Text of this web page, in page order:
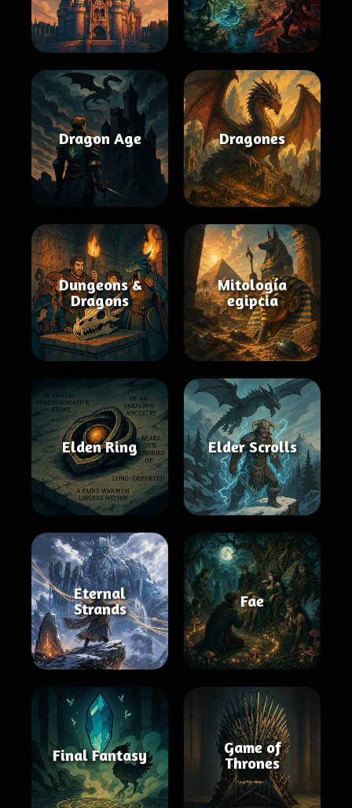
Dragon Age Dragones
Dungeons &
Dragons
Mitología
egipcia
Elden Ring Elder Scrolls
Eternal
Strands
Fae
Final Fantasy
Game of
Thrones